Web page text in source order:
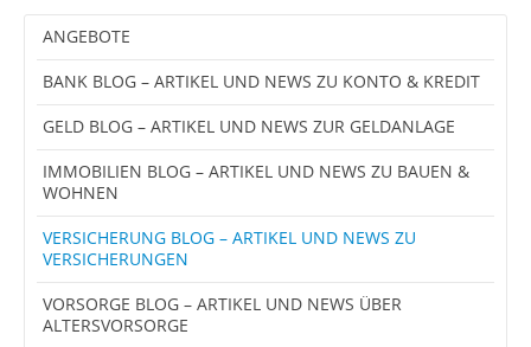
ANGEBOTE
BANK BLOG – ARTIKEL UND NEWS ZU KONTO & KREDIT
GELD BLOG – ARTIKEL UND NEWS ZUR GELDANLAGE
IMMOBILIEN BLOG – ARTIKEL UND NEWS ZU BAUEN &
WOHNEN
VERSICHERUNG BLOG – ARTIKEL UND NEWS ZU
VERSICHERUNGEN
VORSORGE BLOG – ARTIKEL UND NEWS ÜBER
ALTERSVORSORGE